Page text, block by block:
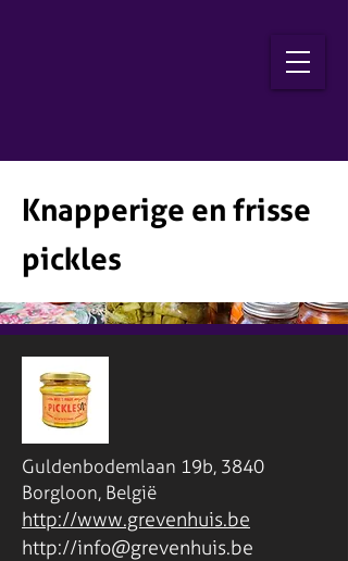
Knapperige en frisse
pickles
Guldenbodemlaan 19b, 3840
Borgloon, België
http://www.grevenhuis.be
http://info@grevenhuis.be